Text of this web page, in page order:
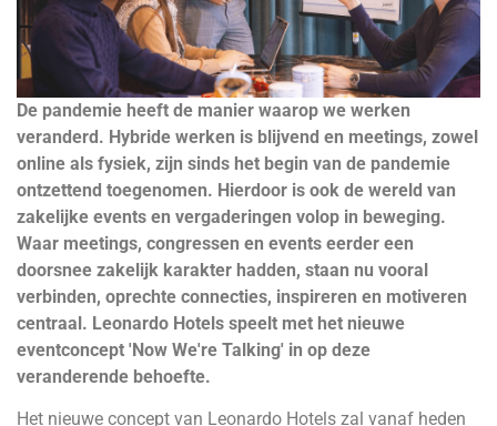
De pandemie heeft de manier waarop we werken
veranderd. Hybride werken is blijvend en meetings, zowel
online als fysiek, zijn sinds het begin van de pandemie
ontzettend toegenomen. Hierdoor is ook de wereld van
zakelijke events en vergaderingen volop in beweging.
Waar meetings, congressen en events eerder een
doorsnee zakelijk karakter hadden, staan nu vooral
verbinden, oprechte connecties, inspireren en motiveren
centraal. Leonardo Hotels speelt met het nieuwe
eventconcept 'Now We're Talking' in op deze
veranderende behoefte.
Het nieuwe concept van Leonardo Hotels zal vanaf heden